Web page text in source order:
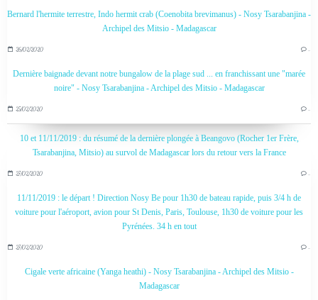
Bernard l'hermite terrestre, Indo hermit crab (Coenobita brevimanus) - Nosy Tsarabanjina -
Archipel des Mitsio - Madagascar
26/02/2020 …
Dernière baignade devant notre bungalow de la plage sud ... en franchissant une "marée
noire" - Nosy Tsarabanjina - Archipel des Mitsio - Madagascar
25/02/2020 …
10 et 11/11/2019 : du résumé de la dernière plongée à Beangovo (Rocher 1er Frère,
Tsarabanjina, Mitsio) au survol de Madagascar lors du retour vers la France
27/02/2020 …
11/11/2019 : le départ ! Direction Nosy Be pour 1h30 de bateau rapide, puis 3/4 h de
voiture pour l'aéroport, avion pour St Denis, Paris, Toulouse, 1h30 de voiture pour les
Pyrénées. 34 h en tout
27/02/2020 …
Cigale verte africaine (Yanga heathi) - Nosy Tsarabanjina - Archipel des Mitsio -
Madagascar